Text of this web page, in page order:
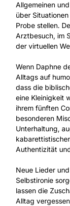
Allgemeinen
über
Probe stellen.
Arztbesuch, im
der virtuellen
Wenn Daphne
Alltags auf
dass die
eine Kleinigkeit
ihrem fünften
besonderen
Unterhaltung,
Authentizität
Neue Lieder
Selbstironie
lassen die
Alltag